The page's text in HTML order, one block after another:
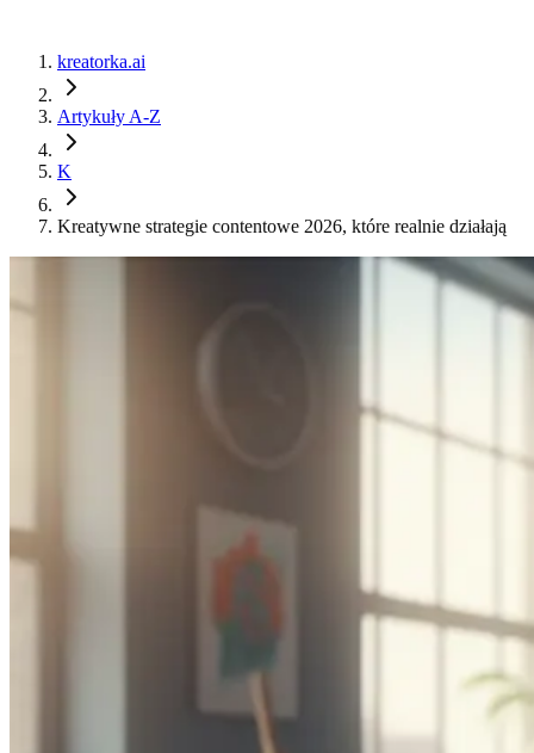
kreatorka.ai
Artykuły A-Z
K
Kreatywne strategie contentowe 2026, które realnie działają